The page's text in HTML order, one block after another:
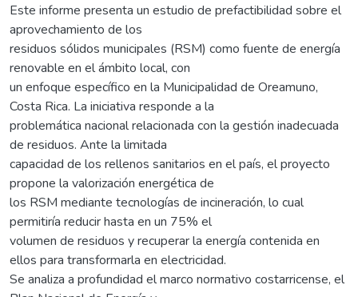
Este informe presenta un estudio de prefactibilidad sobre el
aprovechamiento de los
residuos sólidos municipales (RSM) como fuente de energía
renovable en el ámbito local, con
un enfoque específico en la Municipalidad de Oreamuno,
Costa Rica. La iniciativa responde a la
problemática nacional relacionada con la gestión inadecuada
de residuos. Ante la limitada
capacidad de los rellenos sanitarios en el país, el proyecto
propone la valorización energética de
los RSM mediante tecnologías de incineración, lo cual
permitiría reducir hasta en un 75% el
volumen de residuos y recuperar la energía contenida en
ellos para transformarla en electricidad.
Se analiza a profundidad el marco normativo costarricense, el